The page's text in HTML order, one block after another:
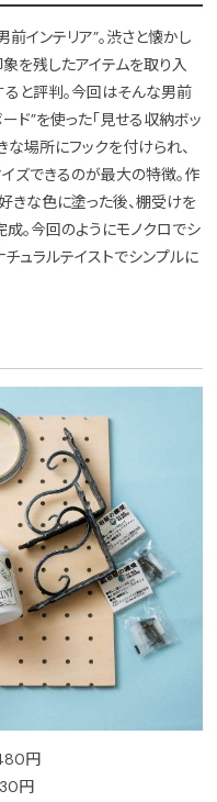
インテリア”。渋さと懐かし
を残したアイテムを取り入
ると評判。今回はそんな男前
ド”を使った「見せる収納ボッ
な場所にフックを付けられ、
ズできるのが最大の特徴。作
きな色に塗った後、棚受けを
。今回のようにモノクロでシ
ュラルテイストでシンプルに
円
円